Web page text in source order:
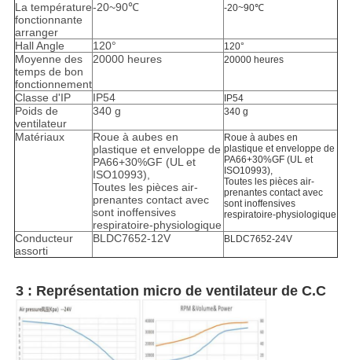
La température
fonctionnante
arranger
-20~90℃ -20~90℃
Hall Angle 120° 120°
Moyenne des
temps de bon
fonctionnement
20000 heures 20000 heures
Classe d'IP IP54 IP54
Poids de
ventilateur
340 g 340 g
Matériaux
Roue à aubes en
plastique et enveloppe de
PA66+30%GF (UL et
ISO10993),
Toutes les pièces air-
prenantes contact avec
sont inoffensives
respiratoire-physiologique
Roue à aubes en
plastique et enveloppe de
PA66+30%GF (UL et
ISO10993),
Toutes les pièces air-
prenantes contact avec
sont inoffensives
respiratoire-physiologique
Conducteur
assorti
BLDC7652-12V BLDC7652-24V
3 : Représentation micro de ventilateur de C.C